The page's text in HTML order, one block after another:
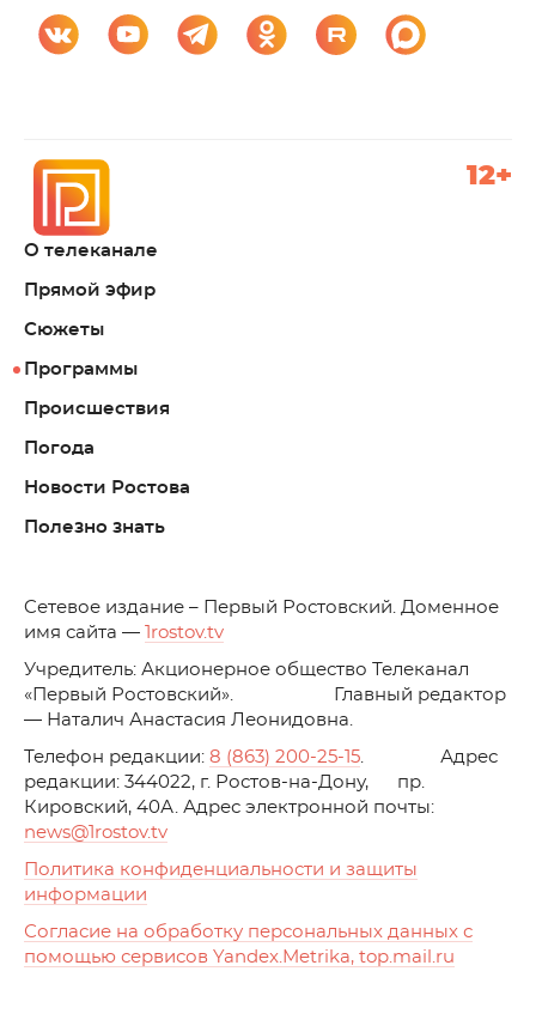
О телеканале
Прямой эфир
Сюжеты
Программы
Происшествия
Погода
Новости Ростова
Полезно знать
12+
Cетевое издание – Первый Ростовский. Доменное
имя сайта —
1rostov.tv
Учредитель: Акционерное общество Телеканал
«Первый Ростовский». Главный редактор
— Наталич Анастасия Леонидовна.
Телефон редакции: 8 (863) 200-25-15. Адрес
редакции: 344022, г. Ростов-на-Дону, пр.
Кировский, 40А. Адрес электронной почты:
news@1rostov.tv
Политика конфиденциальности и защиты
информации
Согласие на обработку персональных данных с
помощью сервисов Yandex.Metrika, top.mail.ru